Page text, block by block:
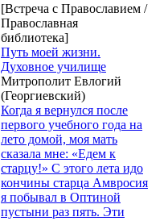
[Встреча с Православием /
Православная
библиотека]
Путь моей жизни.
Духовное училище
Митрополит Евлогий
(Георгиевский)
Когда я вернулся после
первого учебного года на
лето домой, моя мать
сказала мне: «Едем к
старцу!» С этого лета идо
кончины старца Амвросия
я побывал в Оптиной
пустыни раз пять. Эти